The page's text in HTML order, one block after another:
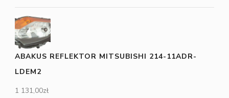
ABAKUS REFLEKTOR MITSUBISHI 214-11ADR-
LDEM2
1 131,00zł